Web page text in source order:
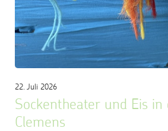
Sockentheater und Eis in
Clemens
22. Juli 2026